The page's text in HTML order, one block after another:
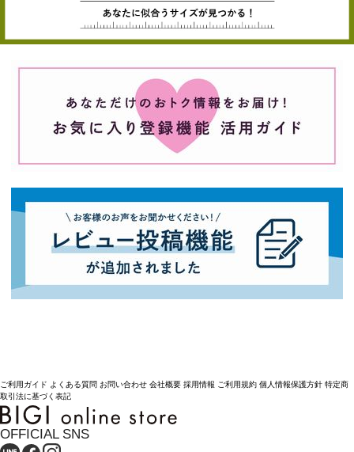
ご利用ガイド よくある質問 お問い合わせ 会社概要 採用情報 ご利用規約 個人情報保護方針 特定商
取引法に基づく表記
OFFICIAL SNS